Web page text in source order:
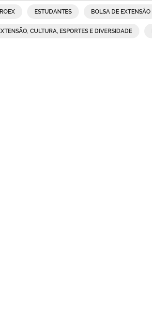
ESTUDANTES BOLSA DE EXTENSÃO
CULTURA, ESPORTES E DIVERSIDADE